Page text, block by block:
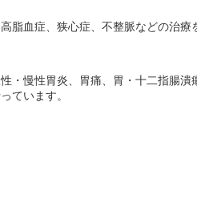
脂血症、狭心症、不整脈などの治療
・慢性胃炎、胃痛、胃・十二指腸
ています。